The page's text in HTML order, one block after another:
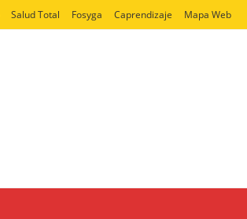
Salud Total Fosyga Caprendizaje Mapa Web